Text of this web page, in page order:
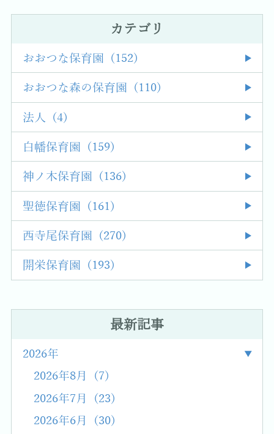
カテゴリ
おおつな保育園 (152)
おおつな森の保育園 (110)
法人 (4)
白幡保育園 (159)
神ノ木保育園 (136)
聖徳保育園 (161)
西寺尾保育園 (270)
開栄保育園 (193)
最新記事
2026年
2026年8月 (7)
2026年7月 (23)
2026年6月 (30)